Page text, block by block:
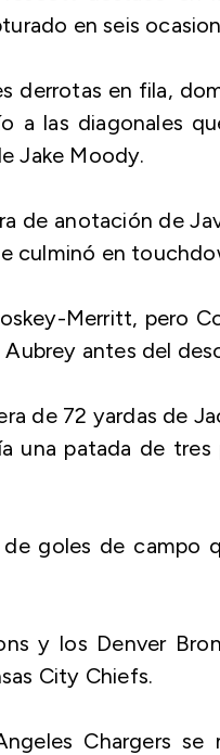
en seis
derrotas en fila,
a las diagonales
Jake Moody.
de anotación de
culminó en
Merritt, pero
antes del
de 72 yardas de
una patada de
goles de campo
y los Denver
City Chiefs.
Chargers se